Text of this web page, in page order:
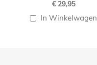
€ 29,95
In Winkelwagen